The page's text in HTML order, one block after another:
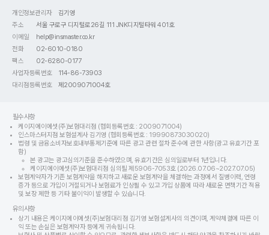
개인정보관리자
김기영
주소
서울 구로구 디지털로26길 111 JNK디지털타워 401호
이메일
help@insmaster.co.kr
전화
02-6010-0180
팩스
02-6280-0177
사업자등록번호
114-86-73903
대리점등록번호
제2009071004호
필수사항
케이지에이에셋(주)보험대리점 (협회등록번호 : 2009071004)
인스마스터지점 보험설계사 김기영 (협회등록번호 : 19990873030020)
법령 및 금융소비자보호내부통제기준에 따른 광고 관련 절차 준수에 관한 사항(광고 유효기간 포
함)
본 광고는 광고심의기준을 준수하였으며, 유효기간은 심의일로부터 1년입니다.
케이지에이에셋(주)보험대리점 심의필 제5906-7053호 (2026.07.06~2027.07.05)
보험계약자가 기존 보험계약을 해지하고 새로운 보험계약을 체결하는 과정에서 질병이력, 연령
증가 등으로 가입이 거절되거나 보험료가 인상될 수 있고 가입 상품에 따라 새로운 면책기간 적용
및 보장 제한 등 기타 불이익이 발생할 수 있습니다.
유의사항
상기 내용은 케이지에이에셋(주)보험대리점 김기영 보험설계사의 의견이며, 계약체결에 따른 이
익 또는 손실은 보험계약자 등에게 귀속됩니다.